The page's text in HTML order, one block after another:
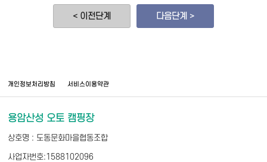
< 이전단계 다음단계 >
개인정보처리방침 서비스이용약관
용암산성 오토 캠핑장
상호명 : 도동문화마을협동조합
사업자번호:1588102096